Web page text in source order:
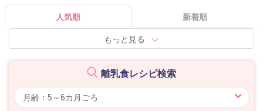
人気順
新着順
もっと見る
離乳食レシピ検索